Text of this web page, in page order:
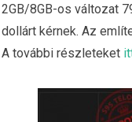
2GB/8GB-os változat
dollárt kérnek. Az
A további részleteket